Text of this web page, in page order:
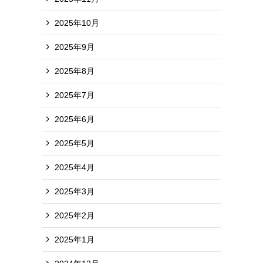
2025年10月
2025年9月
2025年8月
2025年7月
2025年6月
2025年5月
2025年4月
2025年3月
2025年2月
2025年1月